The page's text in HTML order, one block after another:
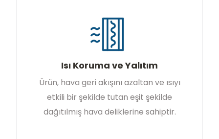
Isı Koruma ve Yalıtım
Ürün, hava geri akışını azaltan ve ısıyı
etkili bir şekilde tutan eşit şekilde
dağıtılmış hava deliklerine sahiptir.